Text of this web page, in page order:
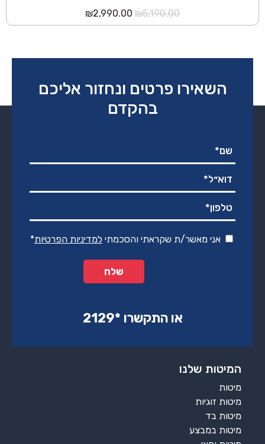
₪5,190.00
המחיר
המקורי
₪2,990.00
הנוכחי
השאירו פרטים ונחזור אליכם
בהקדם
אני מאשר/ת שקראתי והסכמתי למדיניות הפרטיות*
או התקשרו ‏*2129‏
המיטות שלנו
מיטות
מיטות זוגיות
מיטות בד
מיטות במבצע